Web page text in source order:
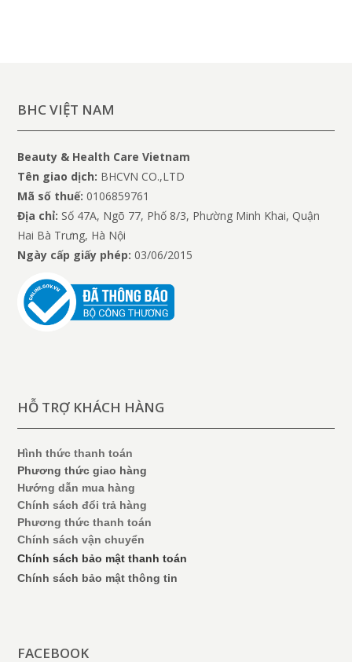
BHC VIỆT NAM
Beauty & Health Care Vietnam
Tên giao dịch: BHCVN CO.,LTD
Mã số thuế:0106859761
Địa chỉ: Số 47A, Ngõ 77, Phố 8/3, Phường Minh Khai, Quận
Hai Bà Trưng, Hà Nội
Ngày cấp giấy phép: 03/06/2015
HỖ TRỢ KHÁCH HÀNG
Hình thức thanh toán
Phương thức giao hàng
Hướng dẫn mua hàng
Chính sách đổi trả hàng
Phương thức thanh toán
Chính sách vận chuyển
Chính sách bảo mật thanh toán
Chính sách bảo mật thông tin
FACEBOOK